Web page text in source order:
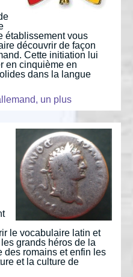
établissement vous
découvrir de façon
Cette initiation lui
en cinquième en
dans la langue
un plus
le vocabulaire latin et
grands héros de la
des romains et enfin les
et la culture de